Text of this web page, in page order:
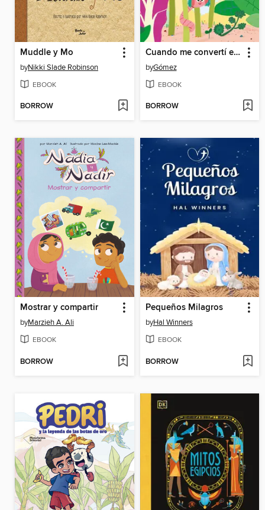
Muddle y Mo
byNikki Slade Robinson
EBOOK
BORROW
Cuando me convertí en lombriz
byGómez
EBOOK
BORROW
Mostrar y compartir
byMarzieh A. Ali
EBOOK
BORROW
Pequeños Milagros
byHal Winners
EBOOK
BORROW